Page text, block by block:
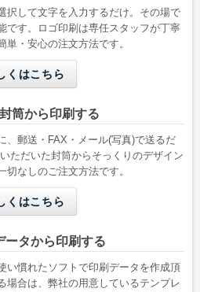
B5縦二つ折りが入る
択して文字を入力するだけ。その場で
です。ロゴ印刷は専任スタッフが丁寧
・安心の注文方法です。
くはこちら
筒から印刷する
、郵送・FAX・メール(写真)で送るだ
ただいた封筒からそっくりのデザイン
切なしのご注文方法です。
くはこちら
ータから印刷する
い慣れたソフトで印刷データを作成頂
場合は、弊社の用意しているテンプレ